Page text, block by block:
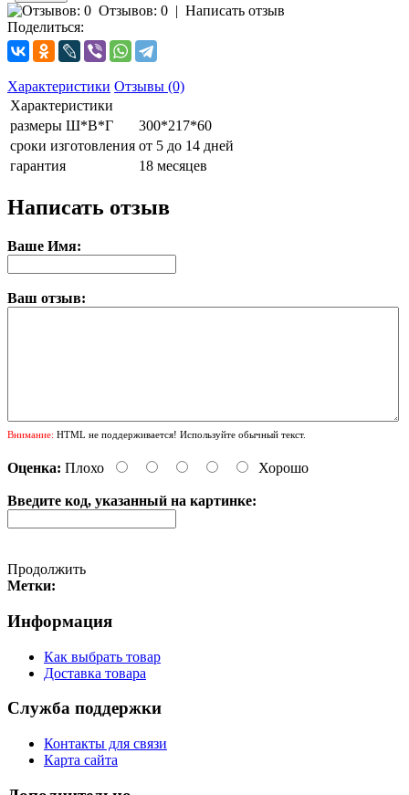
Отзывов: 0 | Написать отзыв
Поделиться:
Характеристики Отзывы (0)
Характеристики
размеры Ш*В*Г
300*217*60
сроки изготовления от 5 до 14 дней
гарантия
18 месяцев
Написать отзыв
Ваше Имя:
Ваш отзыв:
Внимание: HTML не поддерживается! Используйте обычный текст.
Оценка: Плохо Хорошо
Введите код, указанный на картинке:
Продолжить
Метки:
Информация
Как выбрать товар
Доставка товара
Служба поддержки
Контакты для связи
Карта сайта